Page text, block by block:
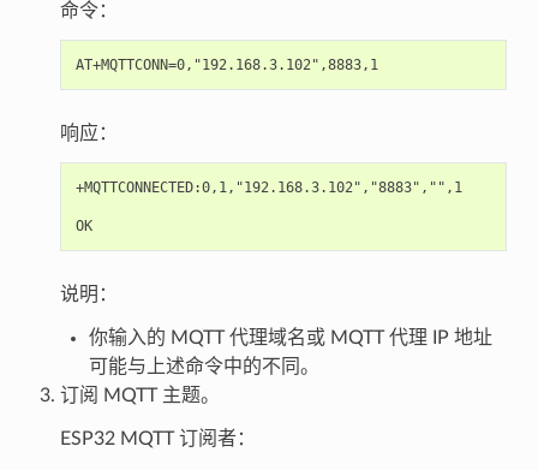
命令：
AT+MQTTCONN=0,"192.168.3.102",8883,1
响应：
+MQTTCONNECTED:0,1,"192.168.3.102","8883","",1
OK
说明：
你输入的 MQTT 代理域名或 MQTT 代理 IP 地址
可能与上述命令中的不同。
订阅 MQTT 主题。
ESP32 MQTT 订阅者：